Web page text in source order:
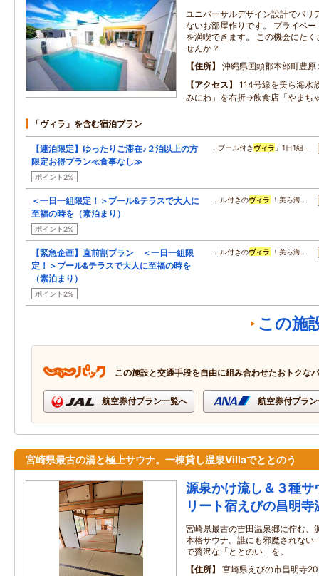
ユニバーサルデザイン設計でバリ
ないお部屋作りです。 プライベ
を満喫できます。 この機会にた
せんか？
住所
沖縄県国頭郡本部町豊原
アクセス
114号線を美ら海水
みにわ」を右折→飲食店「やまち
「ヴィラ」を含む宿泊プラン
【連泊限定】ゆったりご滞在♪２泊以上の方
限定お得プラン≪食事なし≫
ポイント2%
…プール付き ヴィラ 」1日1組…
＜一日一組限定！＞プール&テラスで大人に
至福の時を（素泊まり）
ポイント2%
…ル付きのヴィラ ！美ら海…
【緊急企画】直前割プラン ＜一日一組限
定！＞プール&テラスで大人に至福の時を
（素泊まり）
ポイント2%
…ル付きのヴィラ ！美ら海…
この施
この施設と交通手段を自由に組み合わせたおトクな
航空券付プラン一覧へ 航空券付プラ
宮崎県最古の湯と極上サウナ。一棟貸し温泉Villaでととのう
源泉かけ流し＆３種サ
リート宿えびの昌明寺
宮崎県最古の吉田温泉郷に佇む、
本格サウナ。誰にも邪魔されない
で贅沢な「ととのい」を。
住所
宮崎県えびの市昌明寺